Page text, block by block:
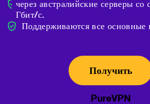
через австралийские серверы со
Гбит/с.
Поддерживаются все основные
Получить
PureVPN